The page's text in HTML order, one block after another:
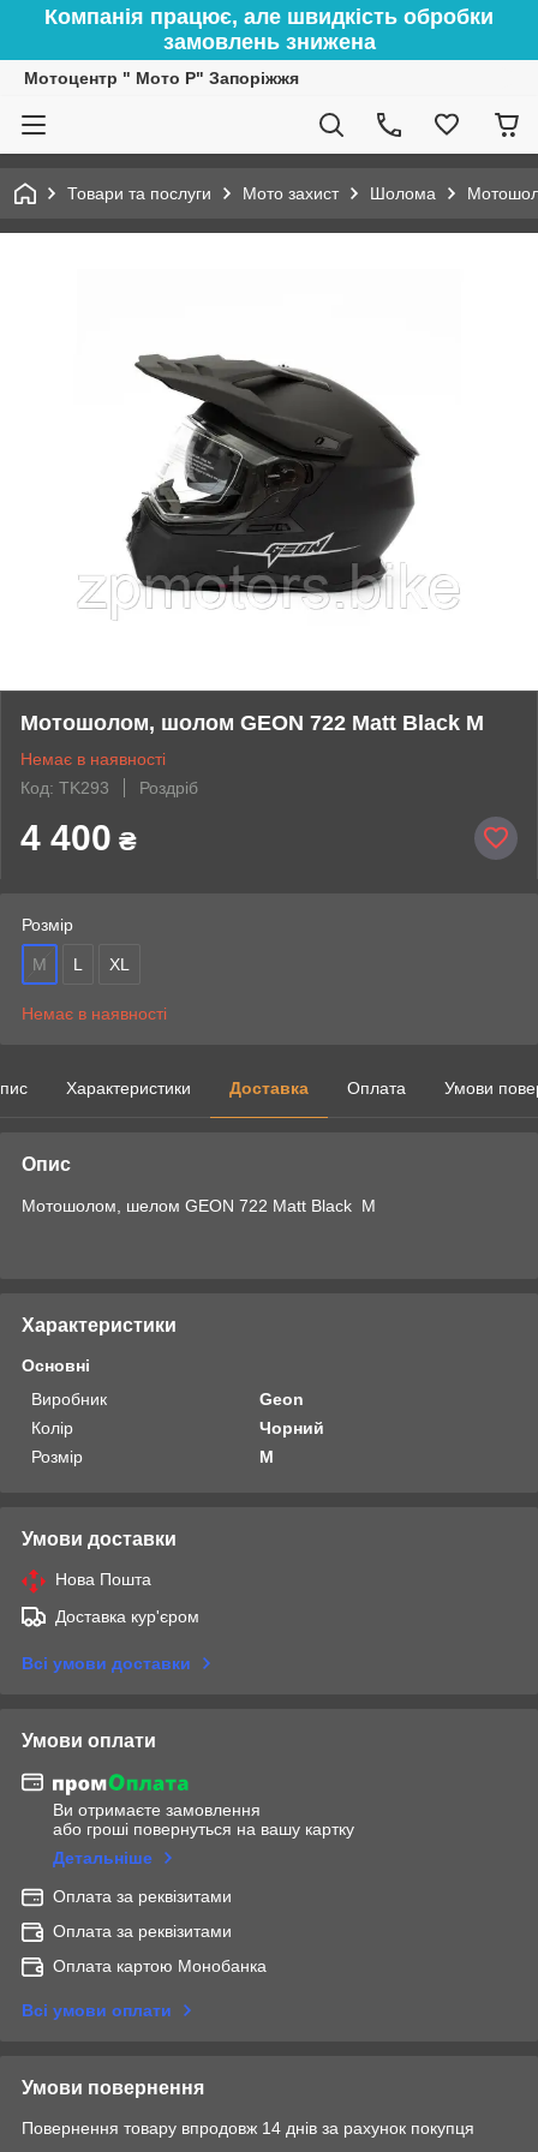
Компанія працює, але швидкість обробки
замовлень знижена
Мотоцентр " Мото Р" Запоріжжя
Товари та послуги Мото захист Шолома
Мотошолом, шолом GEON 722 Matt Black M
Немає в наявності
Код: TK293
Роздріб
4 400 ₴
Розмір
M L XL
Немає в наявності
Характеристики Доставка Оплата Умови
Опис
Мотошолом, шелом GEON 722 Matt Black M
Характеристики
Основні
Виробник
Geon
Колір
Чорний
Розмір
M
Умови доставки
Нова Пошта
Доставка кур'єром
Всі умови доставки
Умови оплати
Ви отримаєте замовлення
або гроші повернуться на вашу картку
Детальніше
Оплата за реквізитами
Оплата за реквізитами
Оплата картою Монобанка
Всі умови оплати
Умови повернення
Повернення товару впродовж 14 днів за рахунок покупця